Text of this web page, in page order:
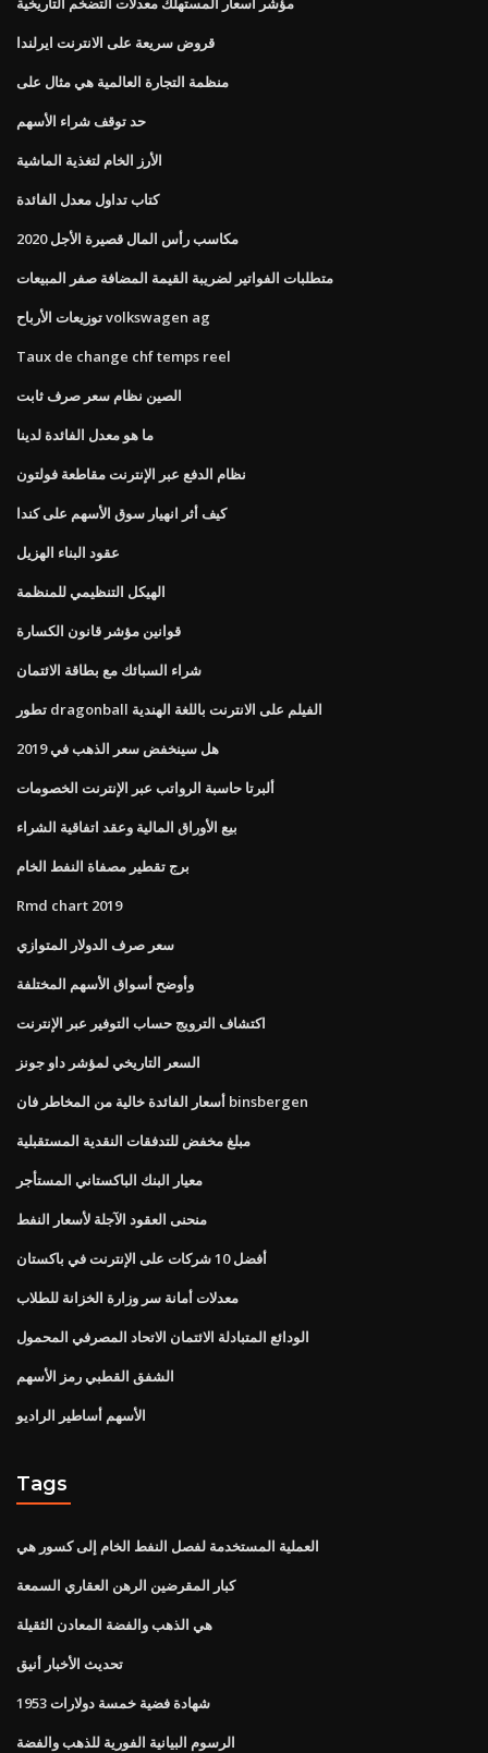
قروض سريعة على الانترنت ايرلندا
منظمة التجارة العالمية هي مثال على
حد توقف شراء الأسهم
الأرز الخام لتغذية الماشية
كتاب تداول معدل الفائدة
مكاسب رأس المال قصيرة الأجل 2020
متطلبات الفواتير لضريبة القيمة المضافة صفر المبيعات
توزيعات الأرباح volkswagen ag
Taux de change chf temps reel
الصين نظام سعر صرف ثابت
ما هو معدل الفائدة لدينا
نظام الدفع عبر الإنترنت مقاطعة فولتون
كيف أثر انهيار سوق الأسهم على كندا
عقود البناء الهزيل
الهيكل التنظيمي للمنظمة
قوانين مؤشر قانون الكسارة
شراء السبائك مع بطاقة الائتمان
تطور dragonball الفيلم على الانترنت باللغة الهندية
هل سينخفض ​​سعر الذهب في 2019
ألبرتا حاسبة الرواتب عبر الإنترنت الخصومات
بيع الأوراق المالية وعقد اتفاقية الشراء
برج تقطير مصفاة النفط الخام
Rmd chart 2019
سعر صرف الدولار المتوازي
وأوضح أسواق الأسهم المختلفة
اكتشاف الترويج حساب التوفير عبر الإنترنت
السعر التاريخي لمؤشر داو جونز
أسعار الفائدة خالية من المخاطر فان binsbergen
مبلغ مخفض للتدفقات النقدية المستقبلية
معيار البنك الباكستاني المستأجر
منحنى العقود الآجلة لأسعار النفط
أفضل 10 شركات على الإنترنت في باكستان
معدلات أمانة سر وزارة الخزانة للطلاب
الودائع المتبادلة الائتمان الاتحاد المصرفي المحمول
الشفق القطبي رمز الأسهم
الأسهم أساطير الراديو
Tags
العملية المستخدمة لفصل النفط الخام إلى كسور هي
كبار المقرضين الرهن العقاري السمعة
هي الذهب والفضة المعادن الثقيلة
تحديث الأخبار أنيق
1953 شهادة فضية خمسة دولارات
الرسوم البيانية الفورية للذهب والفضة